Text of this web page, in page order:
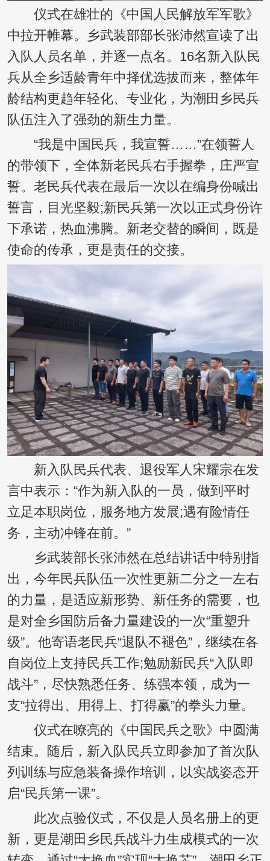
仪式在雄壮的《中国人民解放军军歌》
中拉开帷幕。乡武装部部长张沛然宣读了出
入队人员名单，并逐一点名。16名新入队民
兵从全乡适龄青年中择优选拔而来，整体年
龄结构更趋年轻化、专业化，为潮田乡民兵
队伍注入了强劲的新生力量。
“我是中国民兵，我宣誓……”在领誓人
的带领下，全体新老民兵右手握拳，庄严宣
誓。老民兵代表在最后一次以在编身份喊出
誓言，目光坚毅;新民兵第一次以正式身份许
下承诺，热血沸腾。新老交替的瞬间，既是
使命的传承，更是责任的交接。
新入队民兵代表、退役军人宋耀宗在发
言中表示：“作为新入队的一员，做到平时
立足本职岗位，服务地方发展;遇有险情任
务，主动冲锋在前。”
乡武装部长张沛然在总结讲话中特别指
出，今年民兵队伍一次性更新二分之一左右
的力量，是适应新形势、新任务的需要，也
是对全乡国防后备力量建设的一次“重塑升
级”。他寄语老民兵“退队不褪色”，继续在各
自岗位上支持民兵工作;勉励新民兵“入队即
战斗”，尽快熟悉任务、练强本领，成为一
支“拉得出、用得上、打得赢”的拳头力量。
仪式在嘹亮的《中国民兵之歌》中圆满
结束。随后，新入队民兵立即参加了首次队
列训练与应急装备操作培训，以实战姿态开
启“民兵第一课”。
此次点验仪式，不仅是人员名册上的更
新，更是潮田乡民兵战斗力生成模式的一次